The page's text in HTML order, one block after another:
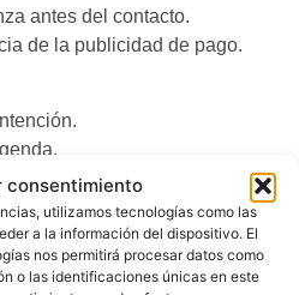
consentimiento
utilizamos tecnologías como las
a la información del dispositivo. El
nos permitirá procesar datos como
o las identificaciones únicas en este
antes del contacto.
de la publicidad de pago.
sin retorno.
a conversión, no